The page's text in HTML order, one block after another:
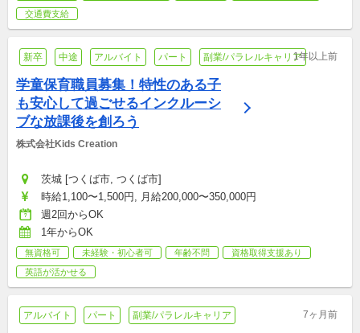
交通費支給
新卒 中途 アルバイト パート 副業/パラレルキャリア1年以上前
学童保育職員募集！特性のある子
も安心して過ごせるインクルーシ
ブな放課後を創ろう
茨城 [つくば市, つくば市]
時給1,100〜1,500円, 月給200,000〜350,000円
週2回からOK
1年からOK
無資格可 未経験・初心者可 年齢不問
資格取得支援あり
英語が活かせる
アルバイト パート 副業/パラレルキャリア 7ヶ月前